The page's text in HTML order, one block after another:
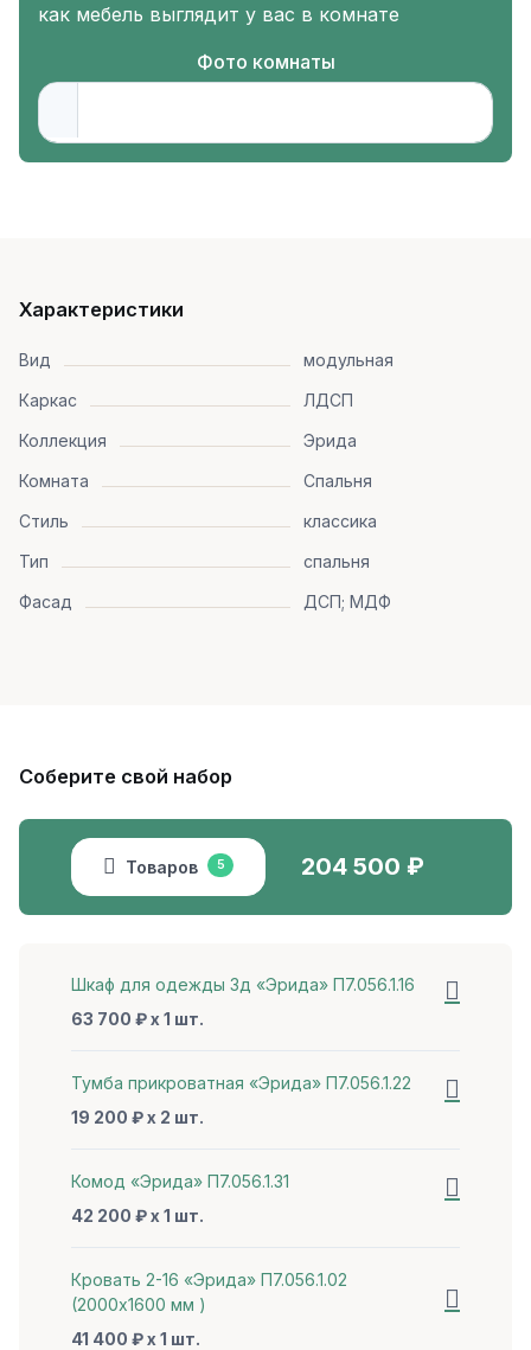
как мебель выглядит у вас в комнате
Фото комнаты
Характеристики
Вид
модульная
Каркас
ЛДСП
Коллекция
Эрида
Комната
Спальня
Стиль
классика
Тип
спальня
Фасад
ДСП; МДФ
Соберите свой набор
Товаров 5 204 500 ₽
Шкаф для одежды 3д «Эрида» П7.056.1.16
63 700 ₽ x 1 шт.
Тумба прикроватная «Эрида» П7.056.1.22
19 200 ₽ x 2 шт.
Комод «Эрида» П7.056.1.31
42 200 ₽ x 1 шт.
Кровать 2-16 «Эрида» П7.056.1.02
(2000х1600 мм )
41 400 ₽ x 1 шт.